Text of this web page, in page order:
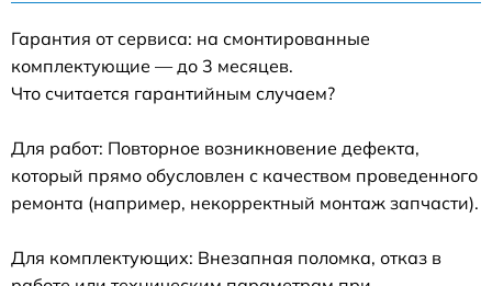
Гарантия от сервиса: на смонтированные
комплектующие — до 3 месяцев.
Что считается гарантийным случаем?
Для работ: Повторное возникновение дефекта,
который прямо обусловлен с качеством проведенного
ремонта (например, некорректный монтаж запчасти).
Для комплектующих: Внезапная поломка, отказ в